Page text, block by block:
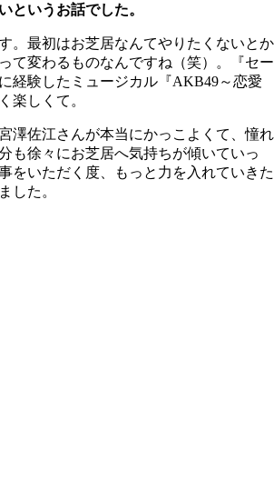
というお話でした。
。最初はお芝居なんてやりたくないとか
て変わるものなんですね（笑）。『セー
経験したミュージカル『AKB49～恋愛
楽しくて。
澤佐江さんが本当にかっこよくて、憧れ
も徐々にお芝居へ気持ちが傾いていっ
をいただく度、もっと力を入れていきた
した。